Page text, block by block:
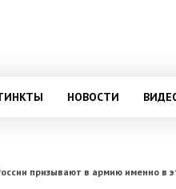
НОВОСТИ
призывают в армию именно в